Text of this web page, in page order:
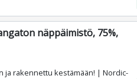
näppäimistö, 75%,
ja rakennettu kestämään! | Nordic-